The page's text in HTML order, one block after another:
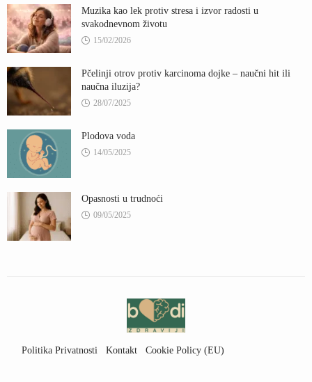
Muzika kao lek protiv stresa i izvor radosti u
svakodnevnom životu
15/02/2026
Pčelinji otrov protiv karcinoma dojke – naučni hit ili
naučna iluzija?
28/07/2025
Plodova voda
14/05/2025
Opasnosti u trudnoći
09/05/2025
Politika Privatnosti Kontakt Cookie Policy (EU)